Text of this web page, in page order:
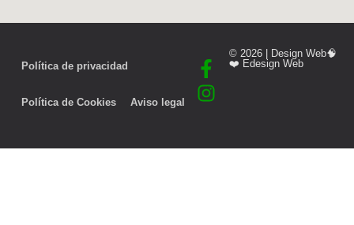
Política de privacidad
Política de Cookies Aviso legal
© 2026 | Design Web🧠
❤️ Edesign Web